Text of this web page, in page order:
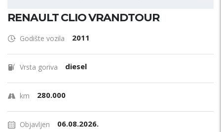
RENAULT CLIO VRANDTOUR
Godište vozila 2011
Vrsta goriva diesel
km 280.000
Objavljen 06.08.2026.